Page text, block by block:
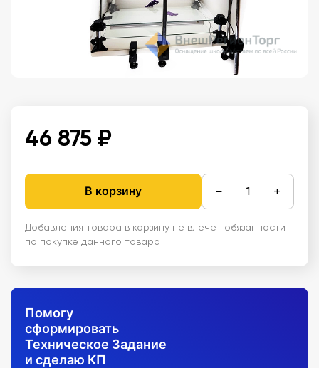
46 875 ₽
В корзину − +
Добавления товара в корзину не влечет обязанности
по покупке данного товара
Помогу
сформировать
Техническое Задание
и сделаю КП